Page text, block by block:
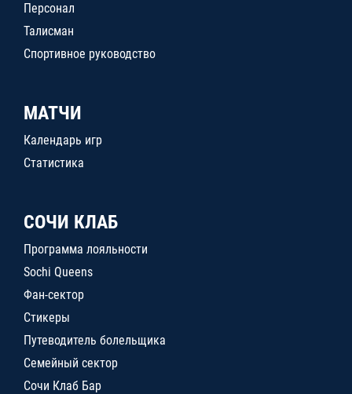
Персонал
Талисман
Спортивное руководство
МАТЧИ
Календарь игр
Статистика
СОЧИ КЛАБ
Программа лояльности
Sochi Queens
Фан-сектор
Стикеры
Путеводитель болельщика
Семейный сектор
Сочи Клаб Бар